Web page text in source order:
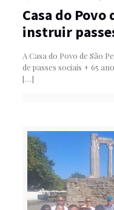
Casa do Povo
instruir
A Casa do Povo de São
de passes sociais + 65
[…]